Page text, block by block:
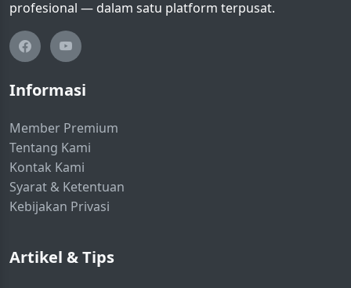
profesional — dalam satu platform terpusat.
Informasi
Member Premium
Tentang Kami
Kontak Kami
Syarat & Ketentuan
Kebijakan Privasi
Artikel & Tips